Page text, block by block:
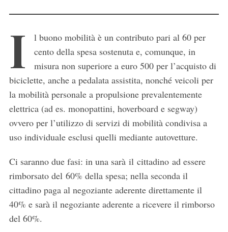
I
l buono mobilità è un contributo pari al 60 per
cento della spesa sostenuta e, comunque, in
misura non superiore a euro 500 per l’acquisto di
biciclette, anche a pedalata assistita, nonché veicoli per
la mobilità personale a propulsione prevalentemente
elettrica (ad es. monopattini, hoverboard e segway)
ovvero per l’utilizzo di servizi di mobilità condivisa a
uso individuale esclusi quelli mediante autovetture.
Ci saranno due fasi: in una sarà il cittadino ad essere
rimborsato del 60% della spesa; nella seconda il
cittadino paga al negoziante aderente direttamente il
40% e sarà il negoziante aderente a ricevere il rimborso
del 60%.